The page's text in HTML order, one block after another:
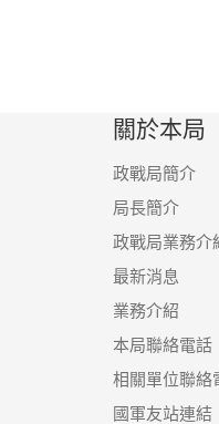
關於本局
政戰局簡介
局長簡介
政戰局業務介
最新消息
業務介紹
本局聯絡電話
相關單位聯絡
國軍友站連結